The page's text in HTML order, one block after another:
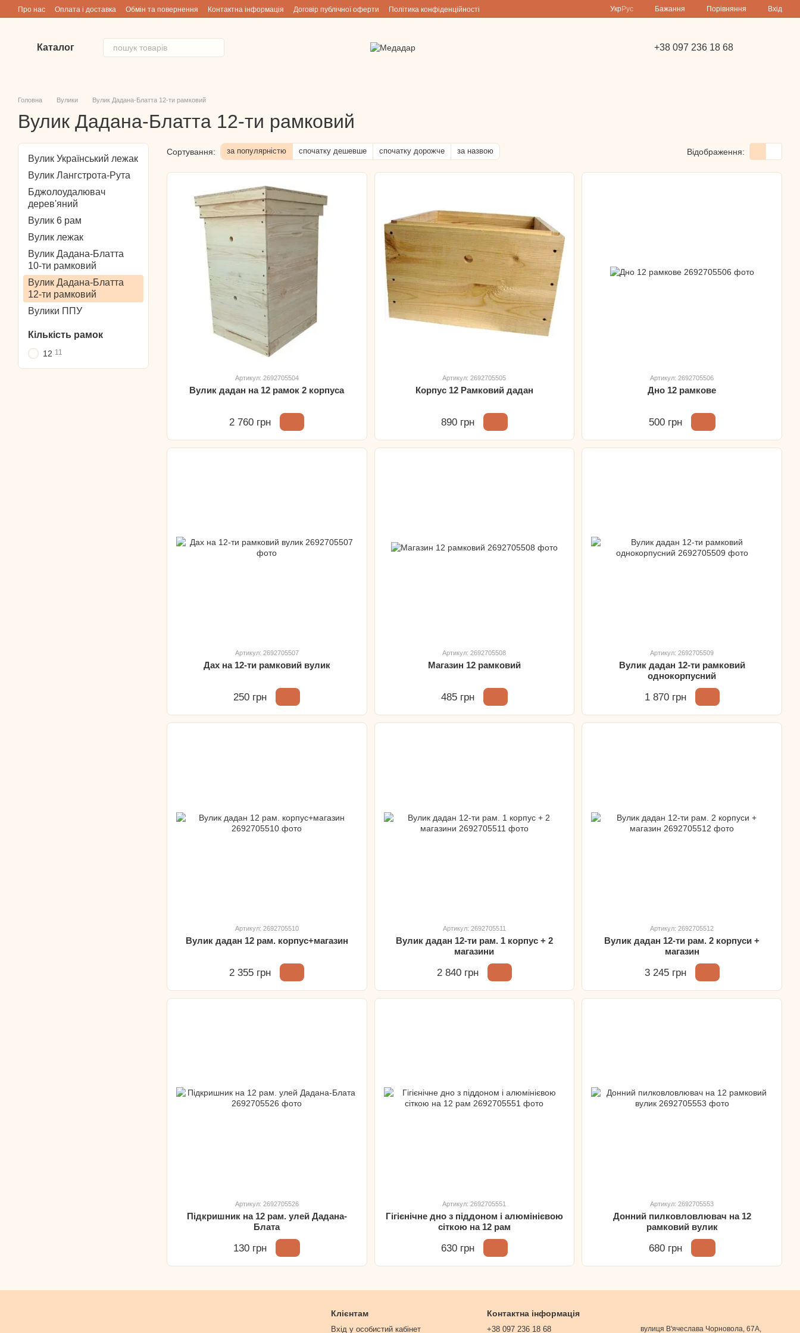
Перейти до основного контенту
Про нас Оплата і доставка Обмін та повернення Контактна інформація Договір публічної оферти Політика конфіденційності УкрРус Бажання Порівняння Вхід
Каталог +38 097 236 18 68
Головна Вулики Вулик Дадана-Блатта 12-ти рамковий
Вулик Дадана-Блатта 12-ти рамковий
Сортування: за популярністю спочатку дешевше спочатку дорожче за назвою Відображення:
Артикул: 2692705504
Вулик дадан на 12 рамок 2 корпуса
2 760 грн
Артикул: 2692705505
Корпус 12 Рамковий дадан
890 грн
Артикул: 2692705506
Дно 12 рамкове
500 грн
Артикул: 2692705507
Дах на 12-ти рамковий вулик
250 грн
Артикул: 2692705508
Магазин 12 рамковий
485 грн
Артикул: 2692705509
Вулик дадан 12-ти рамковий
однокорпусний
1 870 грн
Артикул: 2692705510
Вулик дадан 12 рам. корпус+магазин
2 355 грн
Артикул: 2692705511
Вулик дадан 12-ти рам. 1 корпус + 2
магазини
2 840 грн
Артикул: 2692705512
Вулик дадан 12-ти рам. 2 корпуси +
магазин
3 245 грн
Артикул: 2692705526
Підкришник на 12 рам. улей Дадана-
Блата
130 грн
Артикул: 2692705551
Гігієнічне дно з піддоном і алюмінієвою
сіткою на 12 рам
630 грн
Артикул: 2692705553
Донний пилковловлювач на 12
рамковий вулик
680 грн
Вулик Український лежак
Вулик Лангстрота-Рута
Бджолоудалювач
дерев'яний
Вулик 6 рам
Вулик лежак
Вулик Дадана-Блатта
10-ти рамковий
Вулик Дадана-Блатта
12-ти рамковий
Вулики ППУ
Кількість рамок
12 11
Клієнтам
Вхід у особистий кабінет
Контактна інформація
+38 097 236 18 68 вулиця В'ячеслава Чорновола, 67А,